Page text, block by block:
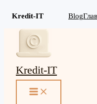
Kredit-IT Blog
Перейти
содержимому
Kredit-IT
MAIN